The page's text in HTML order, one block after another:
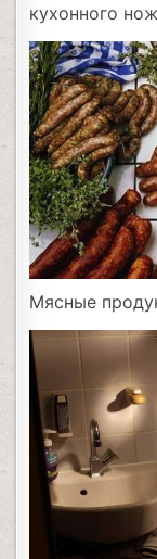
кухонного
Мясные